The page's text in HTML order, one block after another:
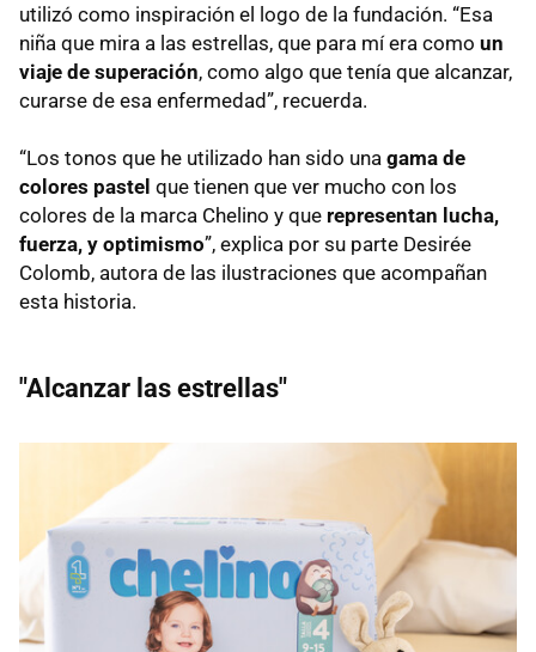
utilizó como inspiración el logo de la fundación. “Esa
niña que mira a las estrellas, que para mí era como un
viaje de superación, como algo que tenía que alcanzar,
curarse de esa enfermedad”, recuerda.
“Los tonos que he utilizado han sido una gama de
colores pastel que tienen que ver mucho con los
colores de la marca Chelino y que representan lucha,
fuerza, y optimismo”, explica por su parte Desirée
Colomb, autora de las ilustraciones que acompañan
esta historia.
"Alcanzar las estrellas"